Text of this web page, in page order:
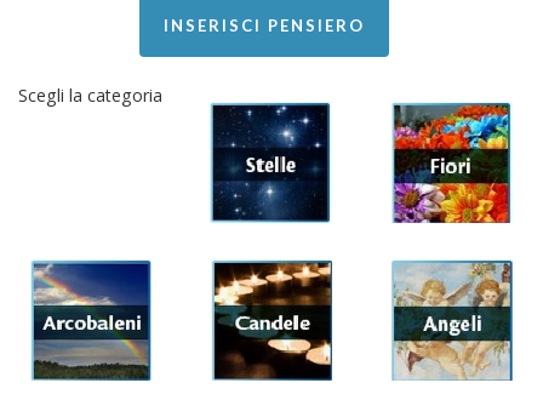
INSERISCI PENSIERO
Scegli la categoria